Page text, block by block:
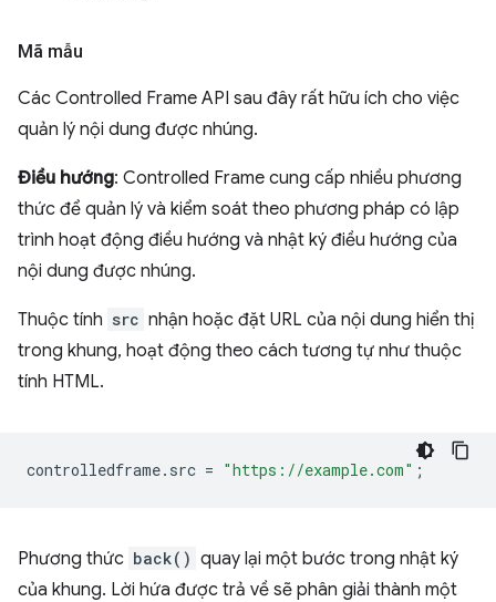
Mã mẫu
Các Controlled Frame API sau đây rất hữu ích cho việc
quản lý nội dung được nhúng.
Điều hướng: Controlled Frame cung cấp nhiều phương
thức để quản lý và kiểm soát theo phương pháp có lập
trình hoạt động điều hướng và nhật ký điều hướng của
nội dung được nhúng.
Thuộc tính src nhận hoặc đặt URL của nội dung hiển thị
trong khung, hoạt động theo cách tương tự như thuộc
tính HTML.
controlledframe. src = "https://example.com" ;
Phương thức back() quay lại một bước trong nhật ký
của khung. Lời hứa được trả về sẽ phân giải thành một